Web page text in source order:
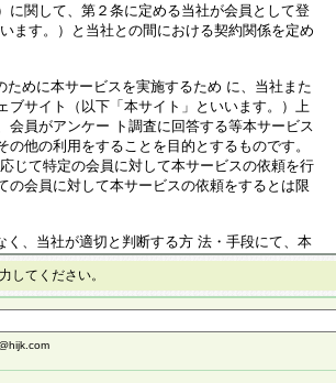
に関して、第２条に定める当社が会員として登
ます。）と当社との間における契約関係を定め
めに本サービスを実施するため に、当社また
ブサイト（以下「本サイト」といいます。）上
会員がアンケー ト調査に回答する等本サービス
他の利用をすることを目的とするものです。
じて特定の会員に対して本サービスの依頼を行
の会員に対して本サービスの依頼をするとは限
、当社が適切と判断する方 法・手段にて、本
とができるものとします。改定後の本規約等
きに、その 他の諸規定については、会員に対
示したときのいずれか早い時期をもってその効
してください。